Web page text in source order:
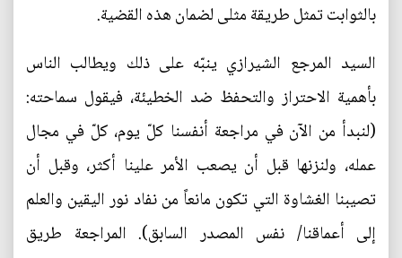
بالثوابت تمثل طريقة مثلى لضمان هذه القضية.
السيد المرجع الشيرازي ينبّه على ذلك ويطالب الناس
بأهمية الاحتراز والتحفظ ضد الخطيئة، فيقول سماحته:
(لنبدأ من الآن في مراجعة أنفسنا كلّ يوم، كلّ في مجال
عمله، ولنزنها قبل أن يصعب الأمر علينا أكثر، وقبل أن
تصيبنا الغشاوة التي تكون مانعاً من نفاد نور اليقين والعلم
إلى أعماقنا/ نفس المصدر السابق). المراجعة طريق